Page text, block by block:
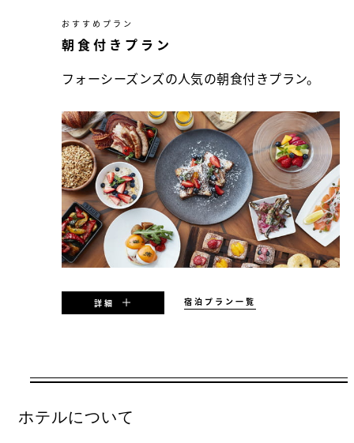
おすすめプラン
朝食付きプラン
フォーシーズンズの人気の朝食付きプラン。
詳細 宿泊プラン一覧
期間中の指定日に有効
ホテルについて